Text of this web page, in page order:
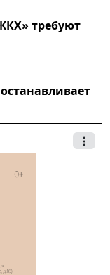
требуют